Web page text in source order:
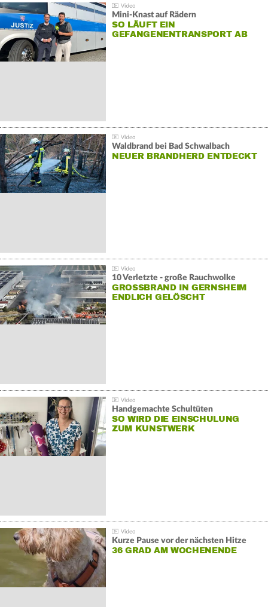
Mini-Knast auf Rädern
SO LÄUFT EIN
GEFANGENENTRANSPORT AB
Waldbrand bei Bad Schwalbach
NEUER BRANDHERD ENTDECKT
10 Verletzte - große Rauchwolke
GROSSBRAND IN GERNSHEIM E
NDLICH GELÖSCHT
Handgemachte Schultüten
SO WIRD DIE EINSCHULUNG
ZUM KUNSTWERK
Kurze Pause vor der nächsten Hitze
36 GRAD AM WOCHENENDE